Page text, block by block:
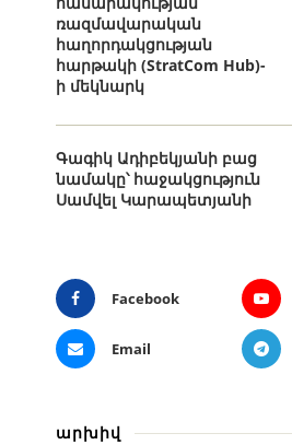
ռազմավարական
հաղորդակցության
հարթակի (StratCom Hub)-
ի մեկնարկ
Գագիկ Ադիբեկյանի բաց
նամակը՝ հաջակցություն
Սամվել Կարապետյանի
Facebook
Email
արխիվ